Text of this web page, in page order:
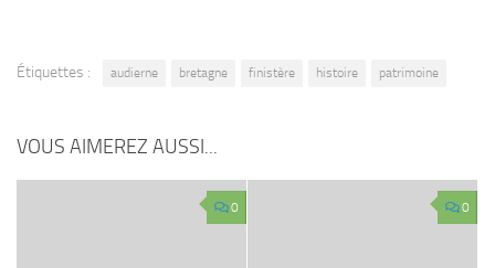
Étiquettes : audierne bretagne finistère histoire patrimoine
VOUS AIMEREZ AUSSI...
0 0